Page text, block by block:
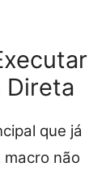
Direta
que já
macro não